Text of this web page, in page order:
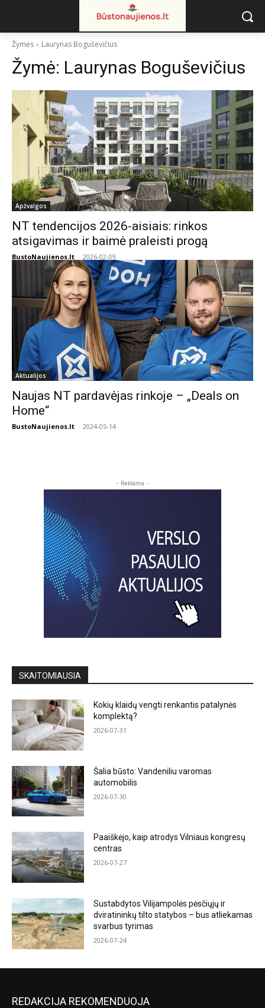
Žymės Laurynas Boguševičius
Žymė: Laurynas Boguševičius
Apžvalgos
NT tendencijos 2026-aisiais: rinkos
atsigavimas ir baimė praleisti progą
BustoNaujienos.lt - 2026-02-09
Aktualijos
Naujas NT pardavėjas rinkoje – „Deals on
Home“
BustoNaujienos.lt - 2024-05-14
- Reklama -
SKAITOMIAUSIA
Kokių klaidų vengti renkantis patalynės
komplektą?
2026-07-31
Šalia būsto: Vandeniliu varomas
automobilis
2026-07-30
Paaiškėjo, kaip atrodys Vilniaus kongresų
centras
2026-07-27
Sustabdytos Vilijampolės pėsčiųjų ir
dviratininkų tilto statybos – bus atliekamas
svarbus tyrimas
2026-07-24
REDAKCIJA REKOMENDUOJA